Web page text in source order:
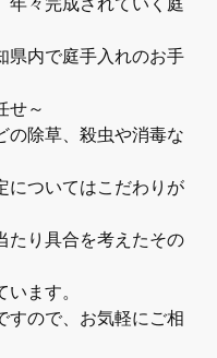
県内で庭手入れのお手
せ～
の除草、殺虫や消毒な
についてはこだわりが
たり具合を考えたその
ます。
すので、お気軽にご相